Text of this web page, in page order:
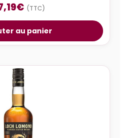
€ (TTC)
au panier